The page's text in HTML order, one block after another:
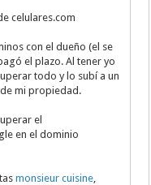
celulares.com
con el dueño (el se
el plazo. Al tener yo
todo y lo subí a un
mi propiedad.
el
en el dominio
monsieur cuisine,